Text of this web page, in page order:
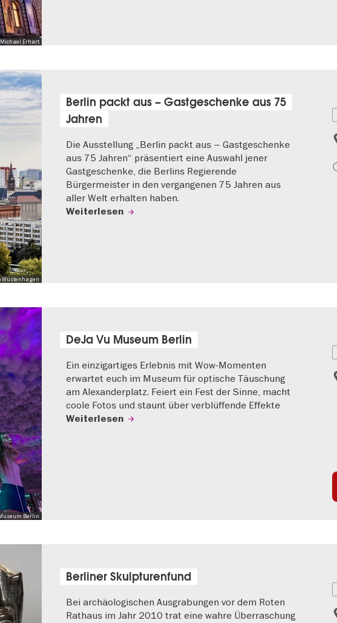
Erhart
Wüstenhagen
Berlin packt aus – Gastgeschenke aus 75
Jahren
Die Ausstellung „Berlin packt aus – Gastgeschenke
aus 75 Jahren“ präsentiert eine Auswahl jener
Gastgeschenke, die Berlins Regierende
Bürgermeister in den vergangenen 75 Jahren aus
aller Welt erhalten haben.
Weiterlesen
Berlin
DeJa Vu Museum Berlin
Ein einzigartiges Erlebnis mit Wow-Momenten
erwartet euch im Museum für optische Täuschung
am Alexanderplatz. Feiert ein Fest der Sinne, macht
coole Fotos und staunt über verblüffende Effekte
Weiterlesen
Berliner Skulpturenfund
Bei archäologischen Ausgrabungen vor dem Roten
Rathaus im Jahr 2010 trat eine wahre Überraschung